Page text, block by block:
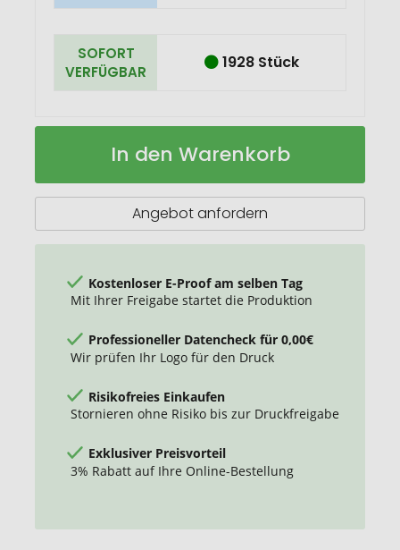
SOFORT
VERFÜGBAR
1928 Stück
R-
500ml
Auf
In den Warenkorb
Angebot anfordern
Kostenloser E-Proof am selben Tag
Mit Ihrer Freigabe startet die Produktion
Professioneller Datencheck für 0,00€
Wir prüfen Ihr Logo für den Druck
Risikofreies Einkaufen
Stornieren ohne Risiko bis zur Druckfreigabe
Exklusiver Preisvorteil
3% Rabatt auf Ihre Online-Bestellung